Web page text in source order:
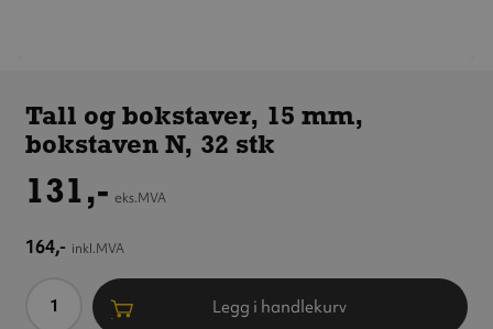
15 mm,
bokstaven N,
Tall og bokstaver, 15 mm,
bokstaven N, 32 stk
131,- eks.MVA
164,- inkl.MVA
Antall Legg i handlekurv